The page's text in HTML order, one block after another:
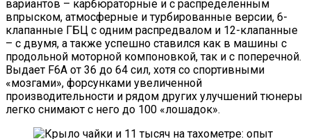
вариантов – карбюраторные и с распределенным
впрыском, атмосферные и турбированные версии, 6-
клапанные ГБЦ с одним распредвалом и 12-клапанные
– с двумя, а также успешно ставился как в машины с
продольной моторной компоновкой, так и с поперечной.
Выдает F6A от 36 до 64 сил, хотя со спортивными
«мозгами», форсунками увеличенной
производительности и рядом других улучшений тюнеры
легко снимают с него до 100 «лошадок».